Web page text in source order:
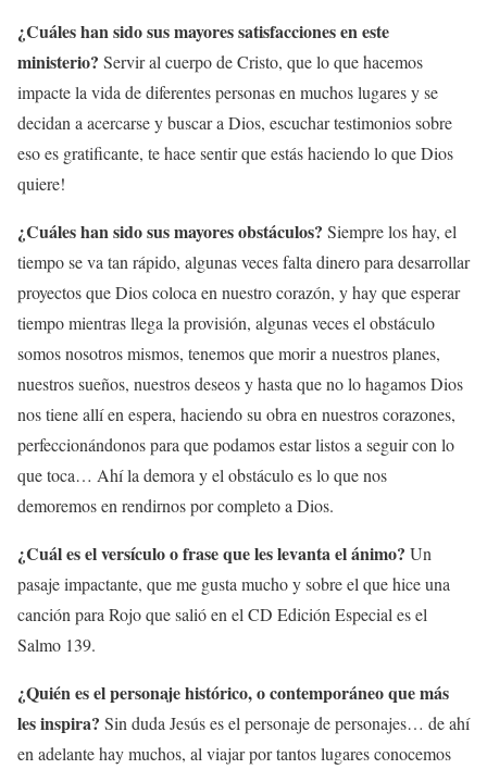
¿Cuáles han sido sus mayores satisfacciones en este
ministerio? Servir al cuerpo de Cristo, que lo que hacemos
impacte la vida de diferentes personas en muchos lugares y se
decidan a acercarse y buscar a Dios, escuchar testimonios sobre
eso es gratificante, te hace sentir que estás haciendo lo que Dios
quiere!
¿Cuáles han sido sus mayores obstáculos? Siempre los hay, el
tiempo se va tan rápido, algunas veces falta dinero para desarrollar
proyectos que Dios coloca en nuestro corazón, y hay que esperar
tiempo mientras llega la provisión, algunas veces el obstáculo
somos nosotros mismos, tenemos que morir a nuestros planes,
nuestros sueños, nuestros deseos y hasta que no lo hagamos Dios
nos tiene allí en espera, haciendo su obra en nuestros corazones,
perfeccionándonos para que podamos estar listos a seguir con lo
que toca… Ahí la demora y el obstáculo es lo que nos
demoremos en rendirnos por completo a Dios.
¿Cuál es el versículo o frase que les levanta el ánimo? Un
pasaje impactante, que me gusta mucho y sobre el que hice una
canción para Rojo que salió en el CD Edición Especial es el
Salmo 139.
¿Quién es el personaje histórico, o contemporáneo que más
les inspira? Sin duda Jesús es el personaje de personajes… de ahí
en adelante hay muchos, al viajar por tantos lugares conocemos